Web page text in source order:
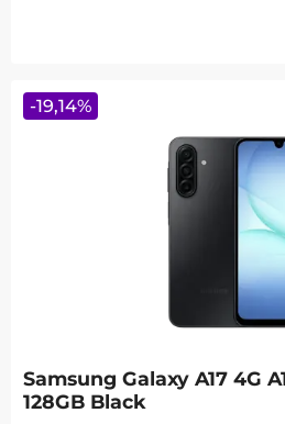
Samsung Galaxy A17 4G
128GB Black
-19,14%